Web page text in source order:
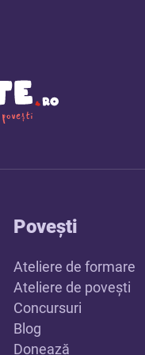
Povești
Ateliere de formare
Ateliere de povești
Concursuri
Blog
Donează